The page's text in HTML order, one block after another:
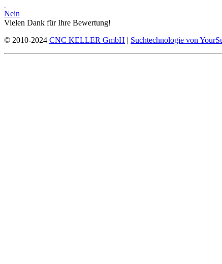
Nein
Vielen Dank für Ihre Bewertung!
© 2010-2024 CNC KELLER GmbH | Suchtechnologie von